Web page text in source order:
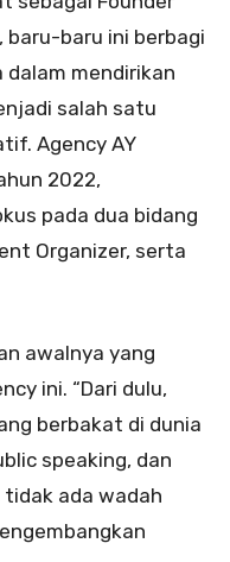
baru-baru ini berbagi
mendirikan
salah satu
Agency AY
2022,
pada dua bidang
Organizer, serta
awalnya yang
ini. “Dari dulu,
berbakat di dunia
speaking, dan
ada wadah